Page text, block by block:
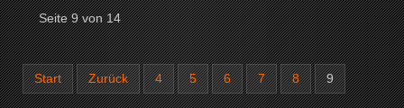
Seite 9 von 14
Start Zurück 4 5 6 7 8 9